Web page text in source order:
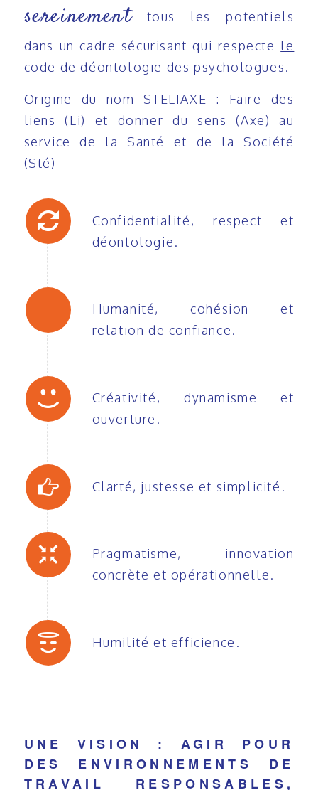
sereinementtous les potentiels
dans un cadre sécurisant qui respecte le
code de déontologie des psychologues.
Origine du nom STELIAXE : Faire des
liens (Li) et donner du sens (Axe) au
service de la Santé et de la Société
(Sté)
Confidentialité, respect et
déontologie.
Humanité, cohésion et
relation de confiance.
Créativité, dynamisme et
ouverture.
Clarté, justesse et simplicité.
Pragmatisme, innovation
concrète et opérationnelle.
Humilité et efficience.
UNE VISION : AGIR POUR
DES ENVIRONNEMENTS DE
TRAVAIL RESPONSABLES,